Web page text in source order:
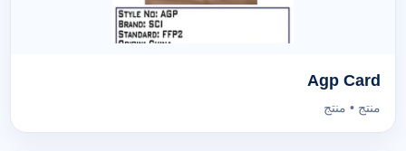
Agp Card
منتج • منتج